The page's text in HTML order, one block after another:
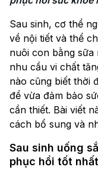
Sau sinh, cơ thể
về nội tiết và thể
nuôi con bằng
nhu cầu vi chất
nào cũng biết thời
để vừa đảm bảo
cần thiết. Bài viết
cách bổ sung và
Sau sinh uống
phục hồi tốt